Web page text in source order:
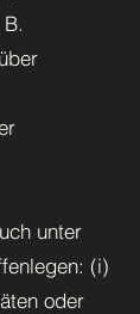
unter
(i)
oder